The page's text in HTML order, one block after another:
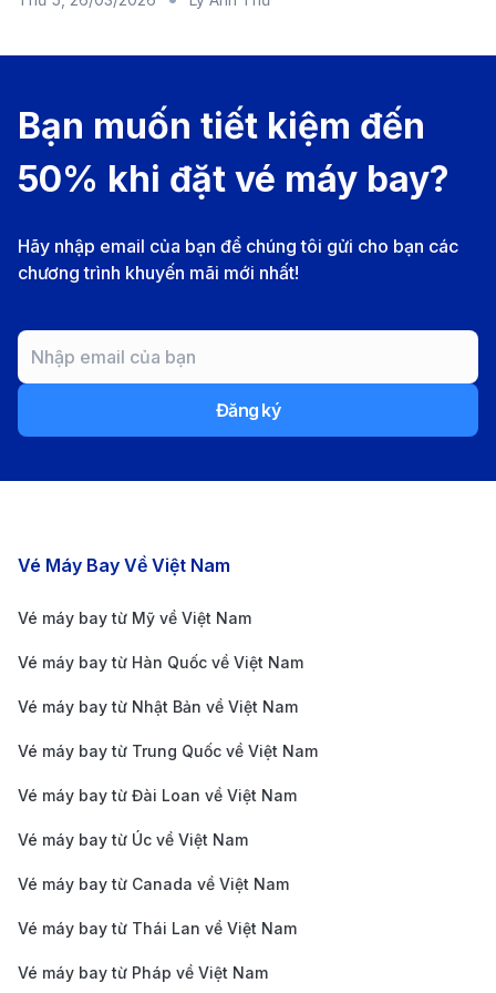
Shenzhen Airlines
HAN)
(PKX + PEK)
phút
Khám phá Hà Nội dễ dàng với các chuyến bay thẳng từ
Bắc Kinh của China Eastern Airlines. (Ảnh: Internet)
Giá vé máy bay từ Bắc Kinh đi Hà
Nội mới cập nhật
– 8.544.000 VNĐ
Giá vé máy bay Bắc Kinh Hà Nội một chiều từ
2.040.000 – 4.272.000 VNĐ
Kinh Hà Nội
Giá vé khứ hồi
Giá vé máy bay
Bạn muốn tiết kiệm đến
50% khi đặt vé máy bay?
Hãy nhập email của bạn để chúng tôi gửi cho bạn các
chương trình khuyến mãi mới nhất!
Đăng ký
Các chặng bay nổi bật
Vé Máy Bay Về Việt Nam
Vé máy bay từ Mỹ về Việt Nam
Vé máy bay từ Hàn Quốc về Việt Nam
Vé máy bay từ Nhật Bản về Việt Nam
Vé máy bay từ Trung Quốc về Việt Nam
Vé máy bay từ Đài Loan về Việt Nam
Vé máy bay từ Úc về Việt Nam
Vé máy bay từ Canada về Việt Nam
Vé máy bay từ Thái Lan về Việt Nam
Vé máy bay từ Pháp về Việt Nam